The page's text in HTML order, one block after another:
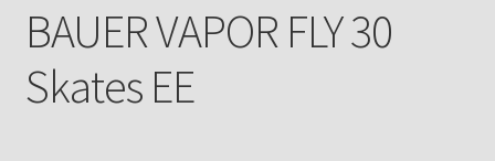
Betaling annuleren
BAUER VAPOR FLY 30
Skates EE